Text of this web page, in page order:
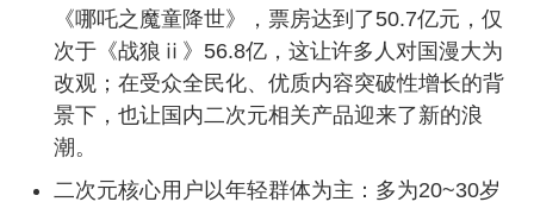
《哪吒之魔童降世》，票房达到了50.7亿元，仅
次于《战狼ⅱ》56.8亿，这让许多人对国漫大为
改观；在受众全民化、优质内容突破性增长的背
景下，也让国内二次元相关产品迎来了新的浪
潮。
二次元核心用户以年轻群体为主：多为20~30岁